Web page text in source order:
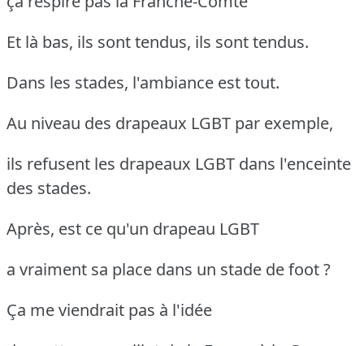
Et là bas, ils sont tendus, ils sont tendus.
Dans les stades, l'ambiance est tout.
Au niveau des drapeaux LGBT par exemple,
ils refusent les drapeaux LGBT dans l'enceinte
des stades.
Après, est ce qu'un drapeau LGBT
a vraiment sa place dans un stade de foot ?
Ça me viendrait pas à l'idée